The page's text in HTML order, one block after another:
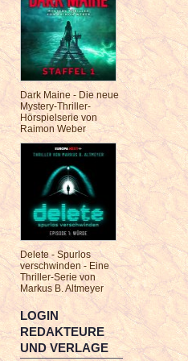
Dark Maine - Die neue
Mystery-Thriller-
Hörspielserie von
Raimon Weber
Delete - Spurlos
verschwinden - Eine
Thriller-Serie von
Markus B. Altmeyer
LOGIN
REDAKTEURE
UND VERLAGE